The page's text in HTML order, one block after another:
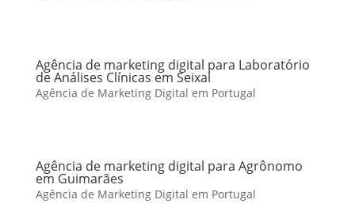
Agência de marketing digital para Laboratório
de Análises Clínicas em Seixal
Agência de Marketing Digital em Portugal
Agência de marketing digital para Agrônomo
em Guimarães
Agência de Marketing Digital em Portugal